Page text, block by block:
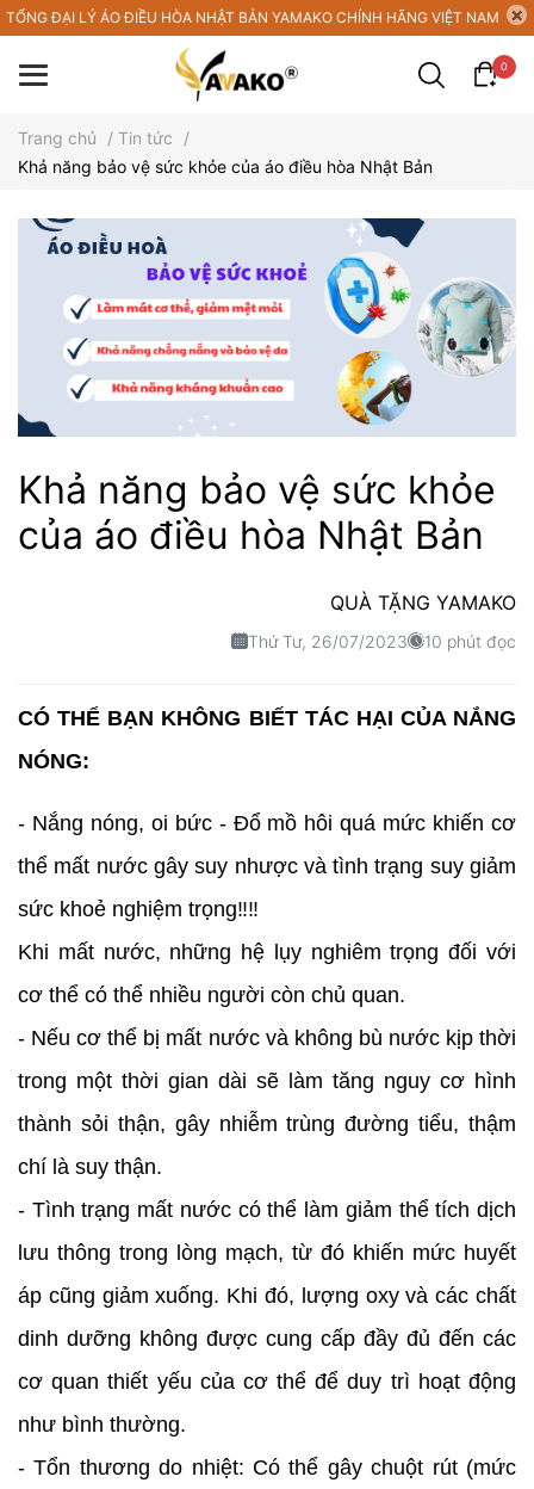
TỔNG ĐẠI LÝ ÁO ĐIỀU HÒA NHẬT BẢN YAMAKO CHÍNH HÃNG VIỆT NAM
0
Trang chủ / Tin tức
/
Khả năng bảo vệ sức khỏe của áo điều hòa Nhật Bản
Khả năng bảo vệ sức khỏe
của áo điều hòa Nhật Bản
QUÀ TẶNG YAMAKO
Thứ Tư, 26/07/2023 10 phút đọc
CÓ THỂ BẠN KHÔNG BIẾT TÁC HẠI CỦA NẮNG
NÓNG:
- Nắng nóng, oi bức - Đổ mồ hôi quá mức khiến cơ
thể mất nước gây suy nhược và tình trạng suy giảm
sức khoẻ nghiệm trọng‼️‼️
Khi mất nước, những hệ lụy nghiêm trọng đối với
cơ thể có thể nhiều người còn chủ quan.
- Nếu cơ thể bị mất nước và không bù nước kịp thời
trong một thời gian dài sẽ làm tăng nguy cơ hình
thành sỏi thận, gây nhiễm trùng đường tiểu, thậm
chí là suy thận.
- Tình trạng mất nước có thể làm giảm thể tích dịch
lưu thông trong lòng mạch, từ đó khiến mức huyết
áp cũng giảm xuống. Khi đó, lượng oxy và các chất
dinh dưỡng không được cung cấp đầy đủ đến các
cơ quan thiết yếu của cơ thể để duy trì hoạt động
như bình thường.
- Tổn thương do nhiệt: Có thể gây chuột rút (mức